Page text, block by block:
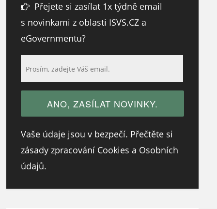
Přejete si zasílat 1x týdně email
s novinkami z oblasti ISVS.CZ a
eGovernmentu?
Vaše údaje jsou v bezpečí. Přečtěte si
zásady zpracování Cookies a Osobních
údajů.